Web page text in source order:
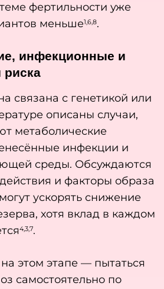
фертильности уже
меньше1,6,8.
инфекционные и
связана с генетикой или
описаны случаи,
метаболические
инфекции и
среды. Обсуждаются
и факторы образа
ускорять снижение
хотя вклад в каждом
4,3,7.
этом этапе — пытаться
самостоятельно по